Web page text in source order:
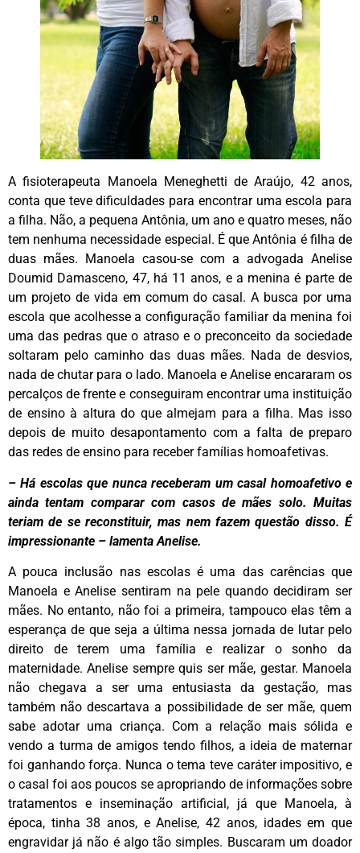
A fisioterapeuta Manoela Meneghetti de Araújo, 42 anos,
conta que teve dificuldades para encontrar uma escola para
a filha. Não, a pequena Antônia, um ano e quatro meses, não
tem nenhuma necessidade especial. É que Antônia é filha de
duas mães. Manoela casou-se com a advogada Anelise
Doumid Damasceno, 47, há 11 anos, e a menina é parte de
um projeto de vida em comum do casal. A busca por uma
escola que acolhesse a configuração familiar da menina foi
uma das pedras que o atraso e o preconceito da sociedade
soltaram pelo caminho das duas mães. Nada de desvios,
nada de chutar para o lado. Manoela e Anelise encararam os
percalços de frente e conseguiram encontrar uma instituição
de ensino à altura do que almejam para a filha. Mas isso
depois de muito desapontamento com a falta de preparo
das redes de ensino para receber famílias homoafetivas.
– Há escolas que nunca receberam um casal homoafetivo e
ainda tentam comparar com casos de mães solo. Muitas
teriam de se reconstituir, mas nem fazem questão disso. É
impressionante – lamenta Anelise.
A pouca inclusão nas escolas é uma das carências que
Manoela e Anelise sentiram na pele quando decidiram ser
mães. No entanto, não foi a primeira, tampouco elas têm a
esperança de que seja a última nessa jornada de lutar pelo
direito de terem uma família e realizar o sonho da
maternidade. Anelise sempre quis ser mãe, gestar. Manoela
não chegava a ser uma entusiasta da gestação, mas
também não descartava a possibilidade de ser mãe, quem
sabe adotar uma criança. Com a relação mais sólida e
vendo a turma de amigos tendo filhos, a ideia de maternar
foi ganhando força. Nunca o tema teve caráter impositivo, e
o casal foi aos poucos se apropriando de informações sobre
tratamentos e inseminação artificial, já que Manoela, à
época, tinha 38 anos, e Anelise, 42 anos, idades em que
engravidar já não é algo tão simples. Buscaram um doador